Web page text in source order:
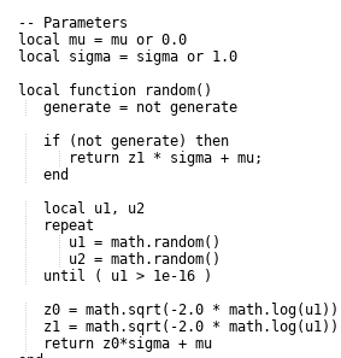
-- Parameters
local mu = mu or 0.0
local sigma = sigma or 1.0
local function random
( )
  generate = not generate
  if
( not generate)
then
return z1 * sigma + mu;
  end
  local u1, u2
  repeat
u1 = math.random( )
u2 = math.random( )
  until
( u1 > 1e-16
)
  z0 = math.sqrt
( -2.0 * math.log( u1))
  z1 = math.sqrt
( -2.0 * math.log( u1))
  return z0*sigma + mu